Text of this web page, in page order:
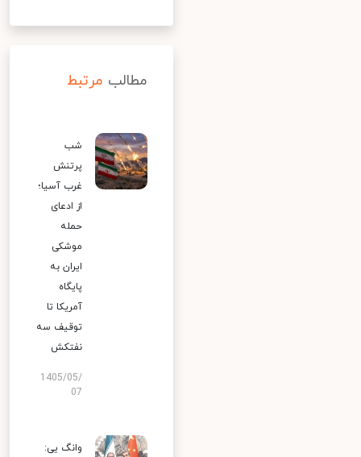
مطالب مرتبط
شب
پرتنش
غرب آسیا؛
از ادعای
حمله
موشکی
ایران به
پایگاه
آمریکا تا
توقیف سه
نفتکش
1405/05/
07
وانگ یی: